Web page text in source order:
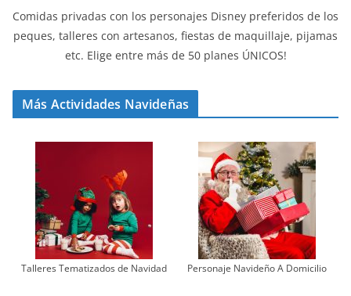
Comidas privadas con los personajes Disney preferidos de los
peques, talleres con artesanos, fiestas de maquillaje, pijamas
etc. Elige entre más de 50 planes ÚNICOS!
Más Actividades Navideñas
Talleres Tematizados de Navidad Personaje Navideño A Domicilio